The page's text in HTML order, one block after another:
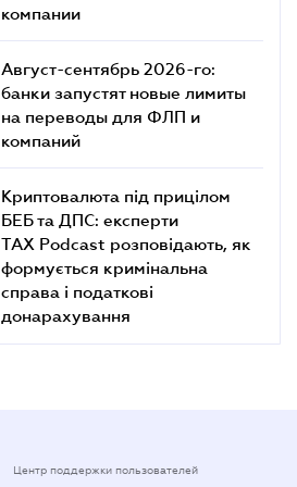
компании
Август-сентябрь 2026-го:
банки запустят новые лимиты
на переводы для ФЛП и
компаний
Криптовалюта під прицілом
БЕБ та ДПС: експерти
TAX Podcast розповідають, як
формується кримінальна
справа і податкові
донарахування
Центр поддержки пользователей